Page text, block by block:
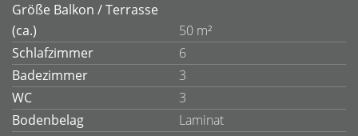
Größe Balkon / Terrasse
(ca.)
50 m²
Schlafzimmer
6
Badezimmer
3
WC
3
Bodenbelag
Laminat